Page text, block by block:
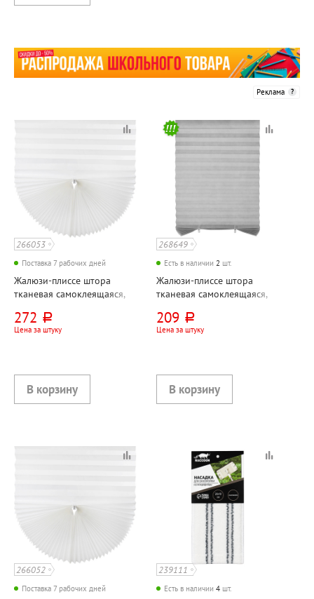
Реклама
266053
Поставка 7 рабочих дней
Жалюзи-плиссе штора
тканевая самоклеящаяся,
"Стандарт+", 80г⁄м², белые
272 руб.
Цена за штуку
268649
Есть в наличии 2 шт.
Жалюзи-плиссе штора
тканевая самоклеящаяся,
"Сканди (Skandi)", 80г⁄м²,
серые
209 руб.
Цена за штуку
266052
Поставка 7 рабочих дней
239111
Есть в наличии 4 шт.